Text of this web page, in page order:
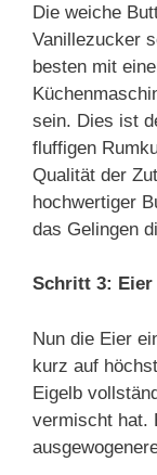
Die weiche
Vanillezucker
besten mit
sein. Dies ist
fluffigen
Qualität der
hochwertiger
das Gelingen
Schritt 3: Eier
Nun die Eier
kurz auf
Eigelb
vermischt hat.